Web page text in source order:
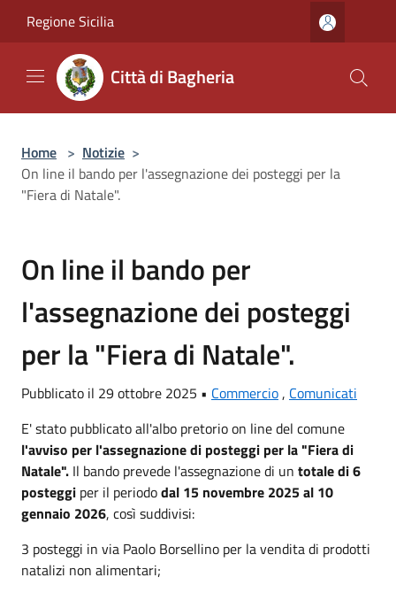
Regione Sicilia
Città di Bagheria
Home > Notizie >
On line il bando per l'assegnazione dei posteggi per la
"Fiera di Natale".
On line il bando per
l'assegnazione dei posteggi
per la "Fiera di Natale".
Pubblicato il 29 ottobre 2025 • Commercio , Comunicati
E' stato pubblicato all'albo pretorio on line del comune
l'avviso per l'assegnazione di posteggi per la "Fiera di
Natale". Il bando prevede l'assegnazione di un totale di 6
posteggi per il periododal 15 novembre 2025 al 10
gennaio 2026, così suddivisi:
3 posteggi in via Paolo Borsellino per la vendita di prodotti
natalizi non alimentari;